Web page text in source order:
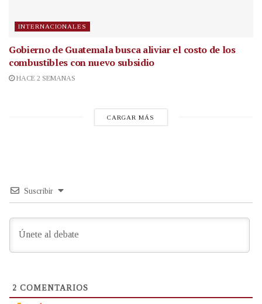
INTERNACIONALES
Gobierno de Guatemala busca aliviar el costo de los
combustibles con nuevo subsidio
HACE 2 SEMANAS
CARGAR MÁS
Suscribir
2 COMENTARIOS